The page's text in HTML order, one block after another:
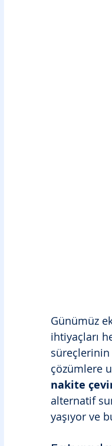
Günümüz
ihtiyaçları
süreçlerinin
çözümlere
nakite
alternatif
yaşıyor ve